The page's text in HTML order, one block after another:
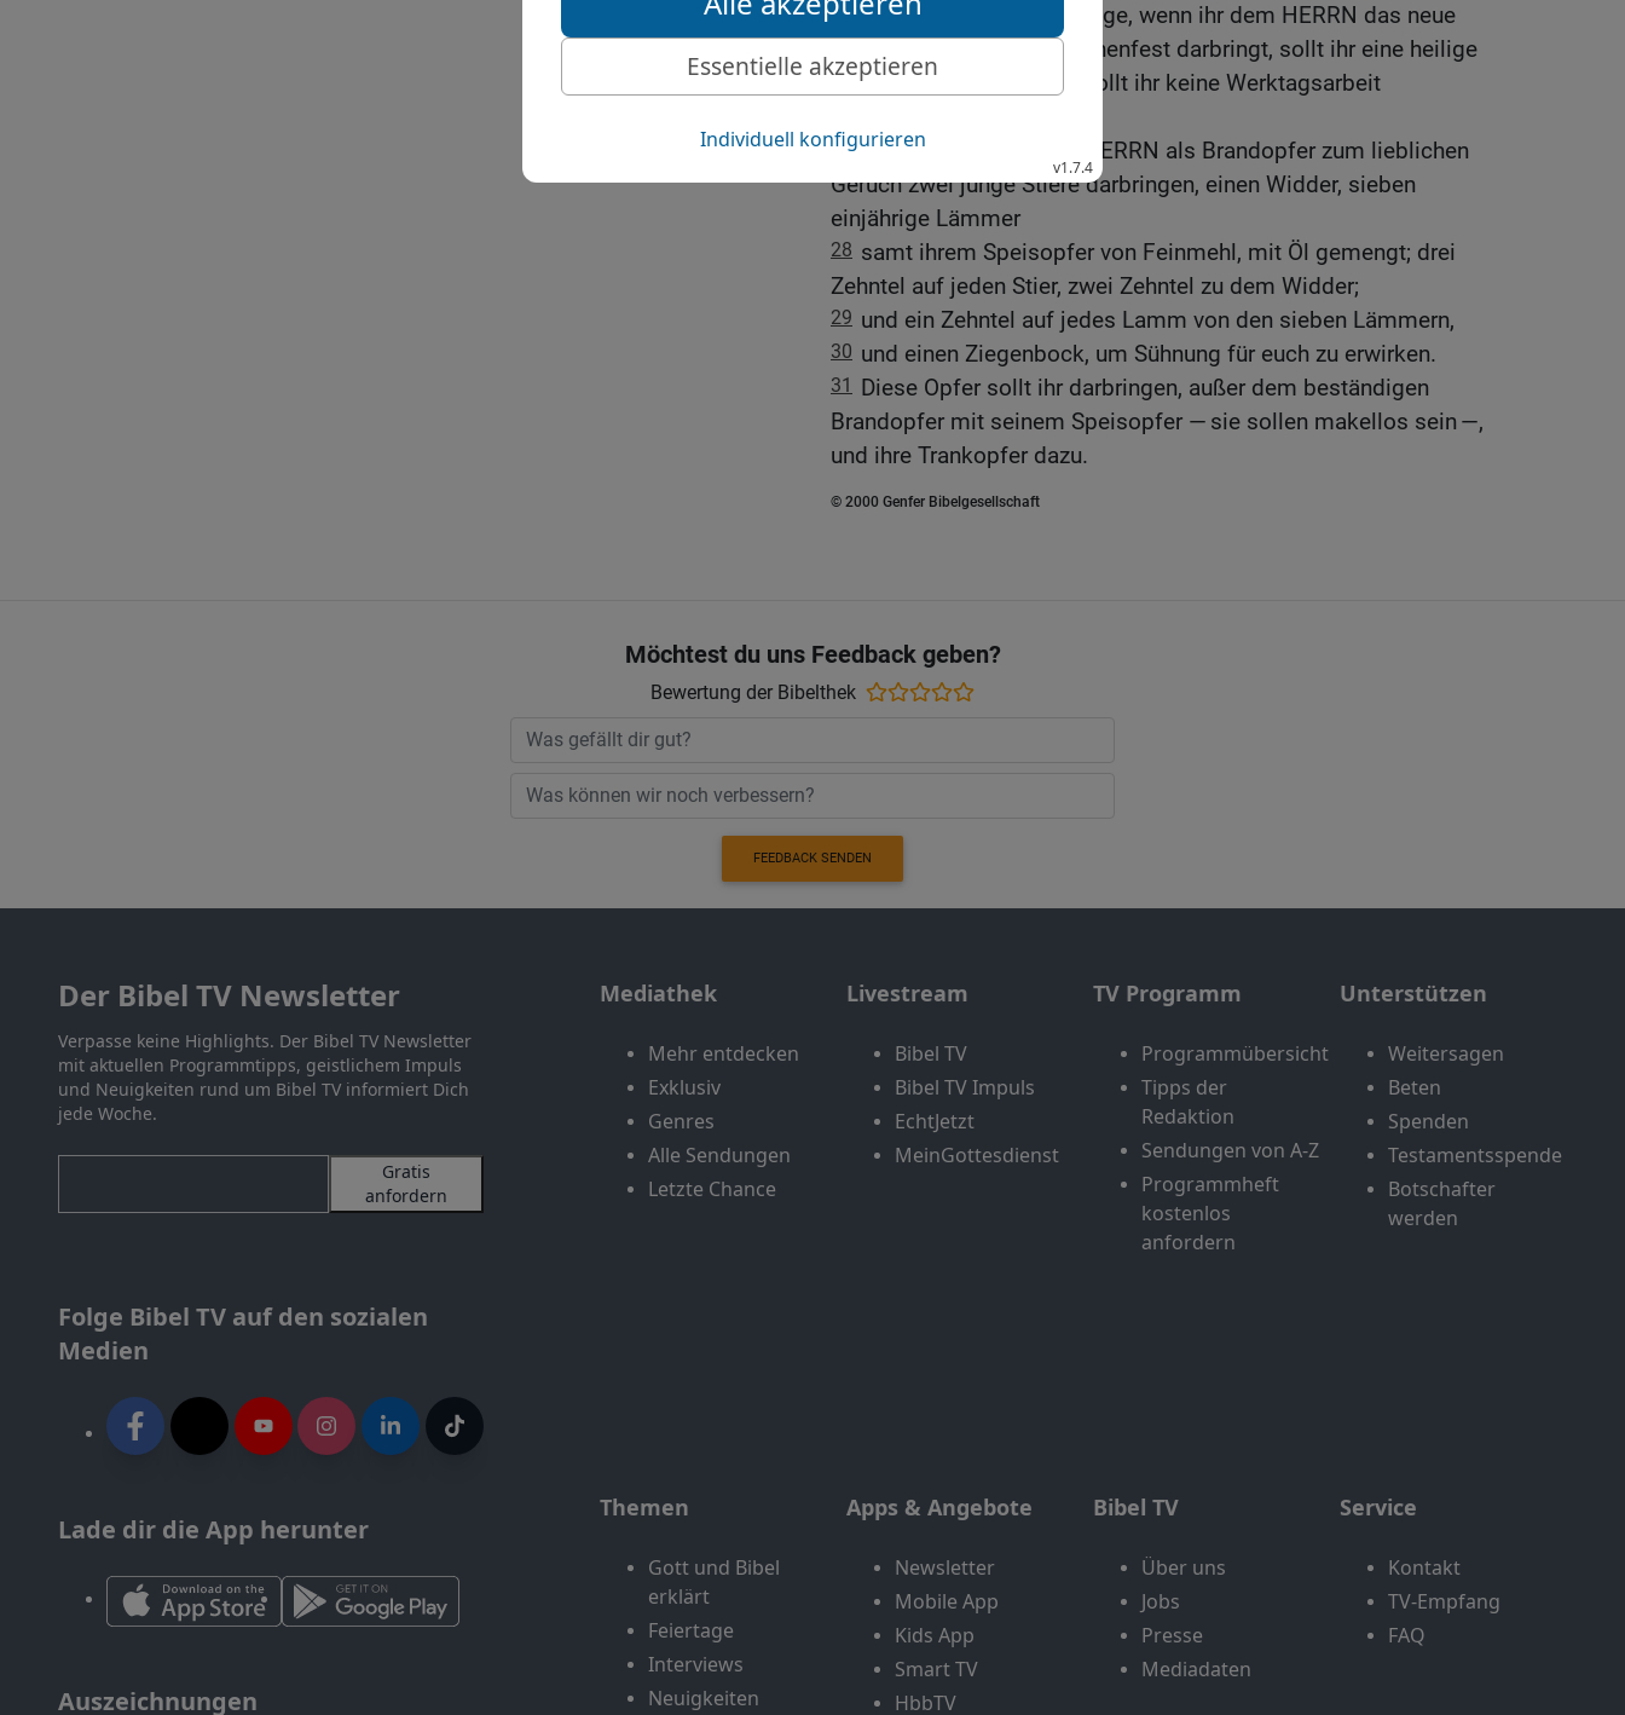
26 Auch am Tag der Erstlinge, wenn ihr dem HERRN das neue
Speisopfer an eurem Wochenfest darbringt, sollt ihr eine heilige
Versammlung halten; da sollt ihr keine Werktagsarbeit
27 sondern ihr sollt dem HERRN als Brandopfer zum lieblichen
Geruch zwei junge Stiere darbringen, einen Widder, sieben
einjährige Lämmer
28 samt ihrem Speisopfer von Feinmehl, mit Öl gemengt; drei
Zehntel auf jeden Stier, zwei Zehntel zu dem Widder;
29 und ein Zehntel auf jedes Lamm von den sieben Lämmern,
30 und einen Ziegenbock, um Sühnung für euch zu erwirken.
31
Diese Opfer sollt ihr darbringen, außer dem beständigen
Brandopfer mit seinem Speisopfer — sie sollen makellos sein —,
und ihre Trankopfer dazu.
© 2000 Genfer Bibelgesellschaft
Möchtest du uns Feedback geben?
Bewertung der Bibelthek
FEEDBACK SENDEN
Der Bibel TV Newsletter
Verpasse keine Highlights. Der Bibel TV Newsletter
mit aktuellen Programmtipps, geistlichem Impuls
und Neuigkeiten rund um Bibel TV informiert Dich
jede Woche.
Gratis
anfordern
Folge Bibel TV auf den sozialen
Medien
Lade dir die App herunter
Auszeichnungen
Mediathek
Mehr entdecken
Exklusiv
Genres
Alle Sendungen
Letzte Chance
Livestream
Bibel TV
Bibel TV Impuls
EchtJetzt
MeinGottesdienst
TV Programm
Programmübersicht
Tipps der
Redaktion
Sendungen von A-Z
Programmheft
kostenlos
anfordern
Unterstützen
Weitersagen
Beten
Spenden
Testamentsspende
Botschafter
werden
Themen
Gott und Bibel
erklärt
Feiertage
Interviews
Neuigkeiten
Apps & Angebote
Newsletter
Mobile App
Kids App
Smart TV
HbbTV
Bibel TV
Über uns
Jobs
Presse
Mediadaten
Service
Kontakt
TV-Empfang
FAQ